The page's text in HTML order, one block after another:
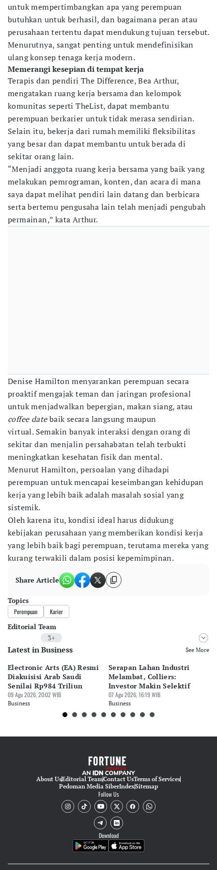
untuk mempertimbangkan apa yang perempuan
butuhkan untuk berhasil, dan bagaimana peran atau
perusahaan tertentu dapat mendukung tujuan tersebut.
Menurutnya, sangat penting untuk mendefinisikan
ulang konsep tenaga kerja modern.
Memerangi kesepian di tempat kerja
Terapis dan pendiri The Difference, Bea Arthur,
mengatakan ruang kerja bersama dan kelompok
komunitas seperti TheList, dapat membantu
perempuan berkarier untuk tidak merasa sendirian.
Selain itu, bekerja dari rumah memiliki fleksibilitas
yang besar dan dapat membantu untuk berada di
sekitar orang lain.
“Menjadi anggota ruang kerja bersama yang baik yang
melakukan pemrograman, konten, dan acara di mana
saya dapat melihat pendiri lain datang dan berbicara
serta bertemu pengusaha lain telah menjadi pengubah
permainan,” kata Arthur.
Denise Hamilton menyarankan perempuan secara
proaktif mengajak teman dan jaringan profesional
untuk menjadwalkan bepergian, makan siang, atau
coffee datebaik secara langsung maupun
virtual. Semakin banyak interaksi dengan orang di
sekitar dan menjalin persahabatan telah terbukti
meningkatkan kesehatan fisik dan mental.
Menurut Hamilton, persoalan yang dihadapi
perempuan untuk mencapai keseimbangan kehidupan
kerja yang lebih baik adalah masalah sosial yang
sistemik.
Oleh karena itu, kondisi ideal harus didukung
kebijakan perusahaan yang memberikan kondisi kerja
yang lebih baik bagi perempuan, terutama mereka yang
kurang terwakili dalam posisi kepemimpinan.
Share Article
Topics
Perempuan Karier
Editorial Team
3+
Editor
Editor
Pingit Aria
Editor
Bonardo Maulana
Latest in Business See More
Electronic Arts (EA) Resmi
Diakuisisi Arab Saudi
Senilai Rp984 Triliun
09 Agu 2026, 20:02 WIB
Business
Serapan Lahan Industri
Melambat, Colliers:
Investor Makin Selektif
07 Agu 2026, 16:19 WIB
Business
About UsEditorial TeamContact UsTerms of Services
Pedoman Media SiberIndexSitemap
Follow Us
Download